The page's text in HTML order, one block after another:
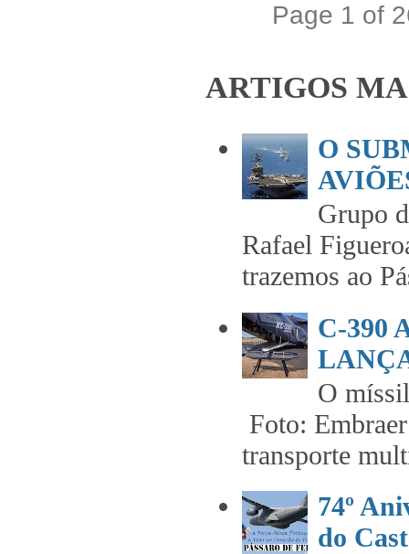
Page 1 of
ARTIGOS
O
Grupo
Rafael
trazemos ao
C-390
O
Foto:
transporte
74º
do